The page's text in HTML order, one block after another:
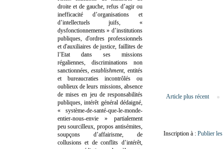
Article plus récent
Inscription à : Publier
droite et de gauche, refus d’agir ou
inefficacité d’organisations et
d’intellectuels juifs, «
dysfonctionnements » d’institutions
publiques, d'ordres professionnels
et d'auxiliaires de justice, faillites de
l’Etat dans ses missions
régaliennes, discriminations non
sanctionnées,establishment, entités
et bureaucraties incontrôlés ou
oublieux de leurs missions, absence
de mises en jeu de responsabilités
publiques, intérêt général dédaigné,
« système-de-santé-que-le-monde-
entier-nous-envie » partialement
peu sourcilleux, propos antisémites,
soupçons d’affairisme, de
collusions et de conflits d’intérêt,